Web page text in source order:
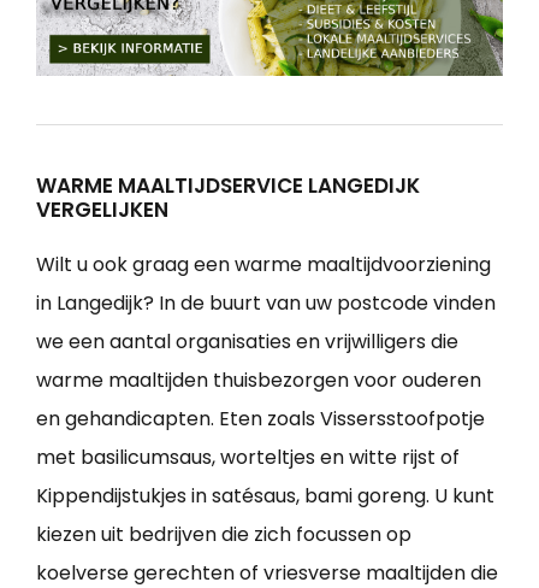
WARME MAALTIJDSERVICE LANGEDIJK
VERGELIJKEN
Wilt u ook graag een warme maaltijdvoorziening
in Langedijk? In de buurt van uw postcode vinden
we een aantal organisaties en vrijwilligers die
warme maaltijden thuisbezorgen voor ouderen
en gehandicapten. Eten zoals Vissersstoofpotje
met basilicumsaus, worteltjes en witte rijst of
Kippendijstukjes in satésaus, bami goreng. U kunt
kiezen uit bedrijven die zich focussen op
koelverse gerechten of vriesverse maaltijden die